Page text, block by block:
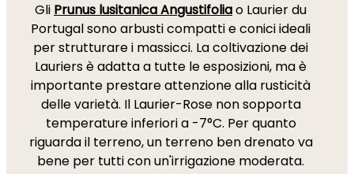
Gli Prunus lusitanica Angustifoliao Laurier du
Portugal sono arbusti compatti e conici ideali
per strutturare i massicci. La coltivazione dei
Lauriers è adatta a tutte le esposizioni, ma è
importante prestare attenzione alla rusticità
delle varietà. Il Laurier-Rose non sopporta
temperature inferiori a -7°C. Per quanto
riguarda il terreno, un terreno ben drenato va
bene per tutti con un'irrigazione moderata.